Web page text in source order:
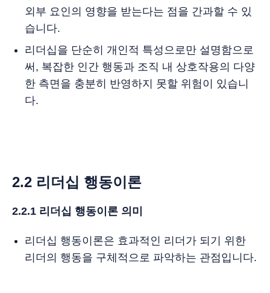
외부 요인의 영향을 받는다는 점을 간과할 수 있
습니다.
리더십을 단순히 개인적 특성으로만 설명함으로
써, 복잡한 인간 행동과 조직 내 상호작용의 다양
한 측면을 충분히 반영하지 못할 위험이 있습니
다.
2.2 리더십 행동이론
2.2.1 리더십 행동이론 의미
리더십 행동이론은 효과적인 리더가 되기 위한
리더의 행동을 구체적으로 파악하는 관점입니다.